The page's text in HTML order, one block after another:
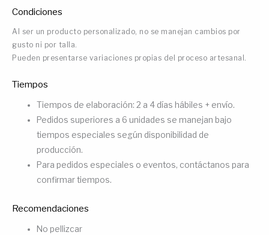
Condiciones
Al ser un producto personalizado, no se manejan cambios por
gusto ni por talla.
Pueden presentarse variaciones propias del proceso artesanal.
Tiempos
Tiempos de elaboración: 2 a 4 días hábiles + envío.
Pedidos superiores a 6 unidades se manejan bajo
tiempos especiales según disponibilidad de
producción.
Para pedidos especiales o eventos, contáctanos para
confirmar tiempos.
Recomendaciones
No pellizcar